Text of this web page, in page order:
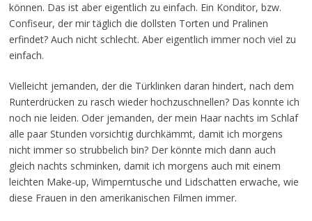
können. Das ist aber eigentlich zu einfach. Ein Konditor, bzw.
Confiseur, der mir täglich die dollsten Torten und Pralinen
erfindet? Auch nicht schlecht. Aber eigentlich immer noch viel zu
einfach.
Vielleicht jemanden, der die Türklinken daran hindert, nach dem
Runterdrücken zu rasch wieder hochzuschnellen? Das konnte ich
noch nie leiden. Oder jemanden, der mein Haar nachts im Schlaf
alle paar Stunden vorsichtig durchkämmt, damit ich morgens
nicht immer so strubbelich bin? Der könnte mich dann auch
gleich nachts schminken, damit ich morgens auch mit einem
leichten Make-up, Wimperntusche und Lidschatten erwache, wie
diese Frauen in den amerikanischen Filmen immer.